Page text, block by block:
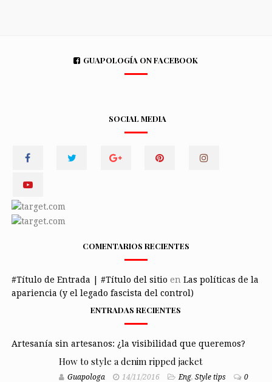
GUAPOLOGÍA ON FACEBOOK
SOCIAL MEDIA
COMENTARIOS RECIENTES
#Título de Entrada | #Título del sitio en Las políticas de la
apariencia (y el legado fascista del control)
ENTRADAS RECIENTES
Artesanía sin artesanos: ¿la visibilidad que queremos?
How to style a denim ripped jacket
Guapologa 14/11/2016 Eng, Style tips 0